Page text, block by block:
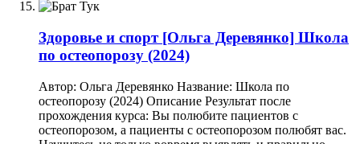
Здоровье и спорт [Ольга Деревянко] Школа
по остеопорозу (2024)
Автор: Ольга Деревянко Название: Школа по
остеопорозу (2024) Описание Результат после
прохождения курса: Вы полюбите пациентов с
остеопорозом, а пациенты с остеопорозом полюбят вас.